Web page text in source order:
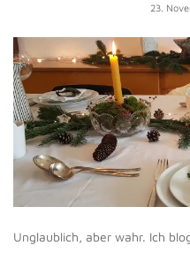
23.
Unglaublich, aber wahr. Ich